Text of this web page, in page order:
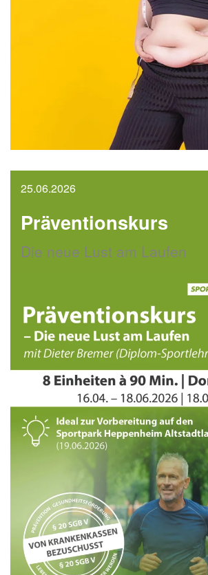
25.06.2026
Präventionskurs
Die neue Lust am Laufen